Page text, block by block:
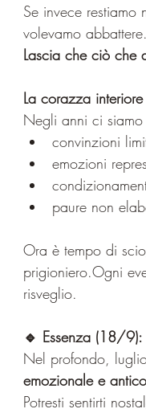
Se invece
volevamo abbattere.
Lascia che ciò che
La corazza interiore
Negli anni ci
convinzioni
emozioni
paure non
Ora è tempo di
prigioniero.Ogni
risveglio.
🔹 Essenza (18/9):
Nel profondo,
emozionale e antico
Potresti sentirti